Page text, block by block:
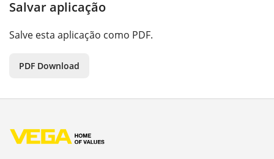
Salvar aplicação
Salve esta aplicação como PDF.
PDF Download